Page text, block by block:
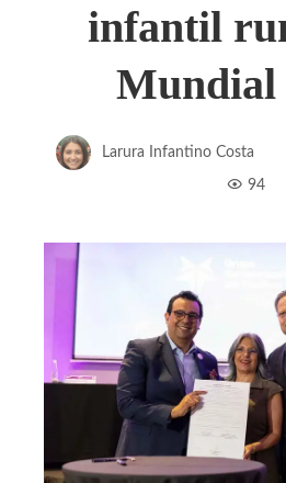
infantil
Mundial
Larura Infantino Costa
94